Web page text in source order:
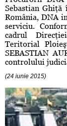
Sebastian
România, DNA
serviciu.
cadrul
Teritorial
SEBASTIAN
controlului
(24 iunie 2015)